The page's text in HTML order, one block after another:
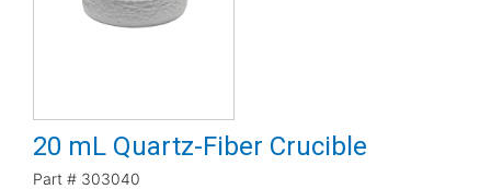
20 mL Quartz-Fiber Crucible
Part # 303040